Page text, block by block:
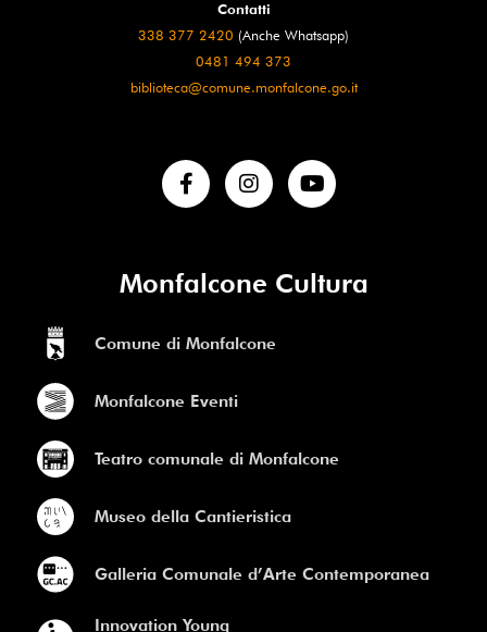
Contatti
338 377 2420 (Anche Whatsapp)
0481 494 373
biblioteca@comune.monfalcone.go.it
Monfalcone Cultura
Comune di Monfalcone
Monfalcone Eventi
Teatro comunale di Monfalcone
Museo della Cantieristica
Galleria Comunale d’Arte Contemporanea
Innovation Young